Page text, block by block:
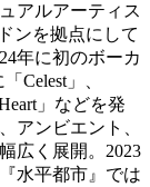
アルアーティス
ンを拠点にして
年に初のボーカ
Celest」、
」などを発
アンビエント、
広く展開。2023
水平都市』では